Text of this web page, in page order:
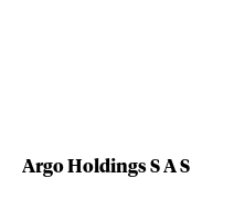
Argo Holdings S A S